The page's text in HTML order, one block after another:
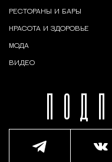
РЕСТОРАНЫ И БАРЫ
КРАСОТА И ЗДОРОВЬЕ
МОДА
ВИДЕО